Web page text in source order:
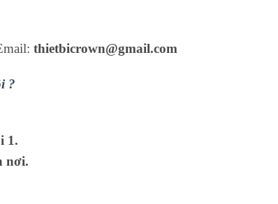
thietbicrown@gmail.com
?
1.
nơi.